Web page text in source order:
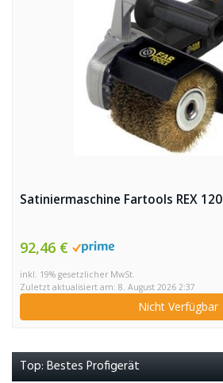
Satiniermaschine Fartools REX 120
92,46 €
inkl. 19% gesetzlicher MwSt.
Zuletzt aktualisiert am: 8. August 2026 2:37
Nicht Verfügbar
Top: Bestes Profigerät